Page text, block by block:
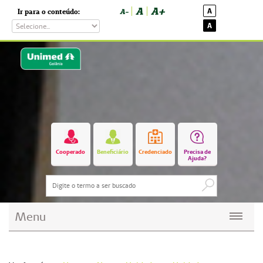
Ir para o conteúdo: A- A A+
A
A
Cooperado Beneficiário Credenciado
Precisa de
Ajuda?
Menu